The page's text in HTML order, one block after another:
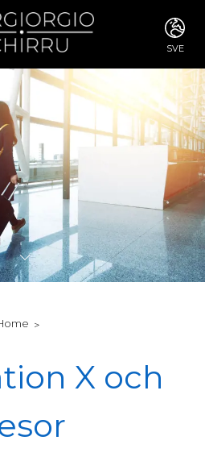
SVE
ENG
FRA
DEU
ESP
RUS
JPN
SVE
ARA
DUT
KOR
X och